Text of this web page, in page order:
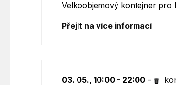
Velkoobjemový kontejner pro
Přejít na více informací
03. 05., 10:00 - 22:00 -